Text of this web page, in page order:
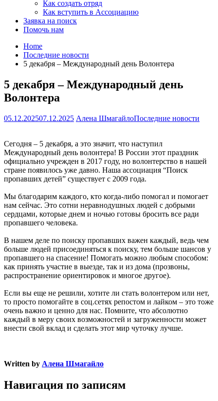
Как создать отряд
Как вступить в Ассоциацию
Заявка на поиск
Помочь нам
Home
Последние новости
5 декабря – Международный день Волонтера
5 декабря – Международный день
Волонтера
05.12.202507.12.2025 Алена ШмагайлоПоследние новости
Сегодня – 5 декабря, а это значит, что наступил
Международный день волонтера! В России этот праздник
официально учрежден в 2017 году, но волонтерство в нашей
стране появилось уже давно. Наша ассоциация “Поиск
пропавших детей” существует с 2009 года.
Мы благодарим каждого, кто когда-либо помогал и помогает
нам сейчас. Это сотни неравнодушных людей с добрыми
сердцами, которые днем и ночью готовы бросить все ради
пропавшего человека.
В нашем деле по поиску пропавших важен каждый, ведь чем
больше людей присоединяться к поиску, тем больше шансов у
пропавшего на спасение! Помогать можно любым способом:
как принять участие в выезде, так и из дома (прозвоны,
распространение ориентировок и многое другое).
Если вы еще не решили, хотите ли стать волонтером или нет,
то просто помогайте в соц.сетях репостом и лайком – это тоже
очень важно и ценно для нас. Помните, что абсолютно
каждый в меру своих возможностей и загруженности может
внести свой вклад и сделать этот мир чуточку лучше.
Written by Алена Шмагайло
Навигация по записям